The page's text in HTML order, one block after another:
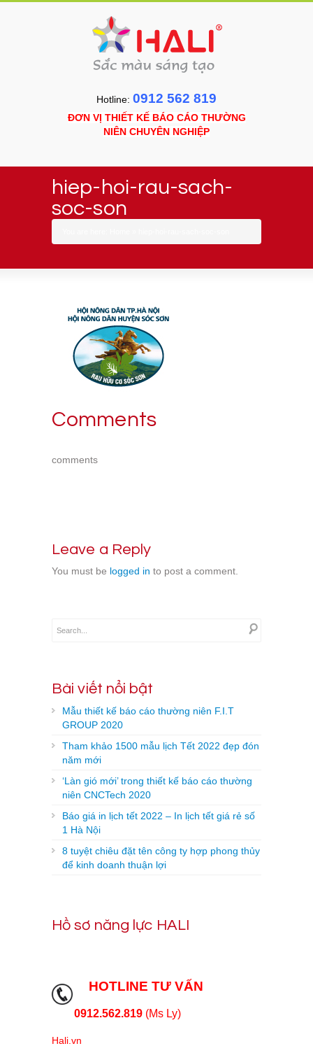
Hotline: 0912 562 819
ĐƠN VỊ THIẾT KẾ BÁO CÁO THƯỜNG
NIÊN CHUYÊN NGHIỆP
hiep-hoi-rau-sach-
soc-son
Comments
comments
Leave a Reply
You must be logged in to post a comment.
Bài viết nổi bật
Mẫu thiết kế báo cáo thường niên F.I.T
GROUP 2020
Tham khảo 1500 mẫu lịch Tết 2022 đẹp đón
năm mới
‘Làn gió mới’ trong thiết kế báo cáo thường
niên CNCTech 2020
Báo giá in lịch tết 2022 – In lịch tết giá rẻ số
1 Hà Nội
8 tuyệt chiêu đặt tên công ty hợp phong thủy
để kinh doanh thuận lợi
Hồ sơ năng lực HALI
HOTLINE TƯ VẤN
0912.562.819 (Ms Ly)
Hali.vn